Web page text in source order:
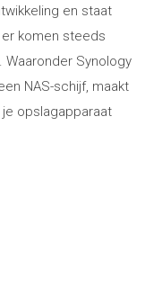
en staat
komen steeds
Synology
NAS-schijf, maakt
opslagapparaat